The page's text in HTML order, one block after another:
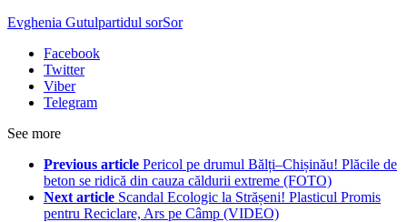
Evghenia Gutulpartidul sorSor
Facebook
Twitter
Viber
Telegram
See more
Previous article Pericol pe drumul Bălți–Chișinău! Plăcile de
beton se ridică din cauza căldurii extreme (FOTO)
Next article Scandal Ecologic la Strășeni! Plasticul Promis
pentru Reciclare, Ars pe Câmp (VIDEO)